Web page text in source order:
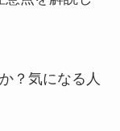
？気になる人